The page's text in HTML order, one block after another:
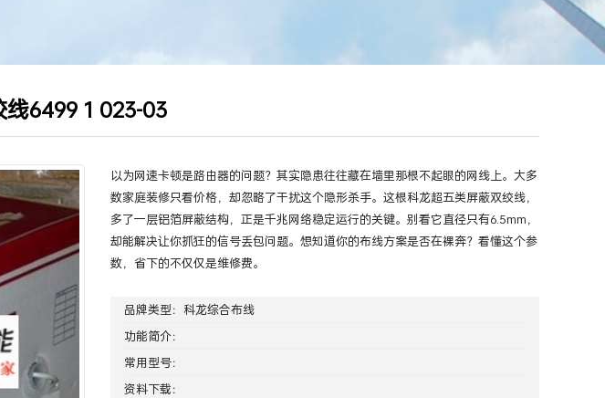
6499 1 023-03
以为网速卡顿是路由器的问题？其实隐患往往藏在墙里那根不起眼的网线上。大多
数家庭装修只看价格，却忽略了干扰这个隐形杀手。这根科龙超五类屏蔽双绞线，
多了一层铝箔屏蔽结构，正是千兆网络稳定运行的关键。别看它直径只有6.5mm，
却能解决让你抓狂的信号丢包问题。想知道你的布线方案是否在裸奔？看懂这个参
数，省下的不仅仅是维修费。
品牌类型： 科龙综合布线
功能简介：
常用型号：
资料下载：